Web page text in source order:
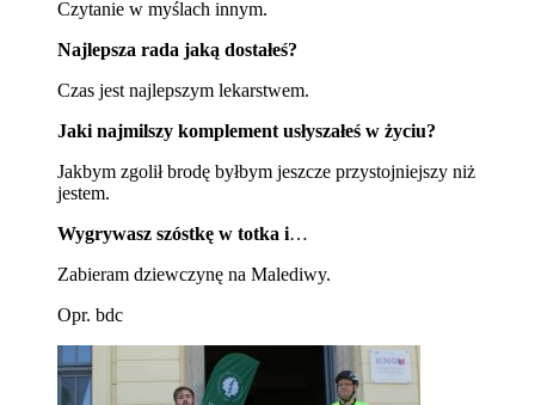
Czytanie w myślach innym.
Najlepsza rada jaką dostałeś?
Czas jest najlepszym lekarstwem.
Jaki najmilszy komplement usłyszałeś w życiu?
Jakbym zgolił brodę byłbym jeszcze przystojniejszy niż
jestem.
Wygrywasz szóstkę w totka i…
Zabieram dziewczynę na Malediwy.
Opr. bdc